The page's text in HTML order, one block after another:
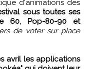
d'animations des
sous toutes ses
60, Pop-80-90 et
de voter sur place
avril les applications